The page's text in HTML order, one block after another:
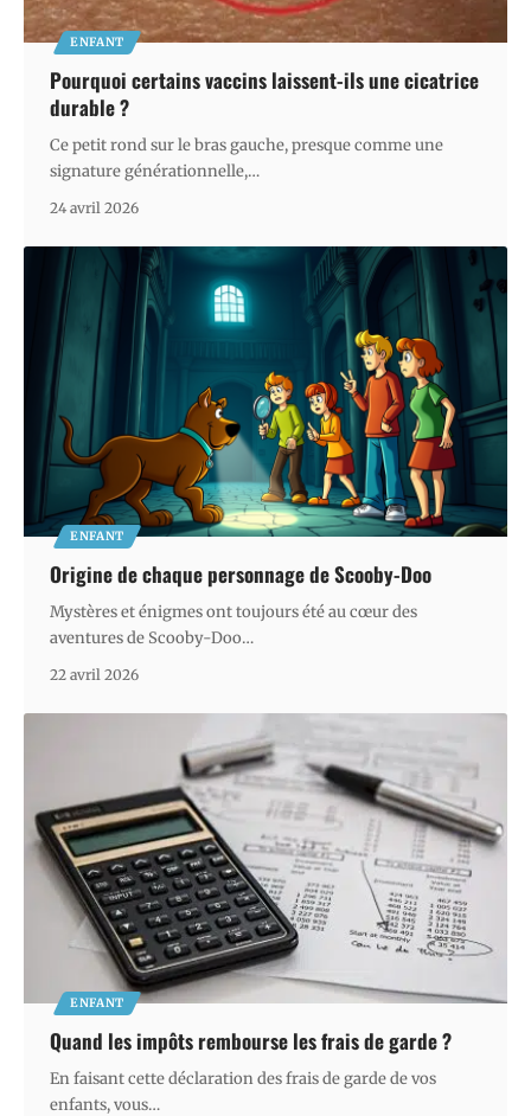
ENFANT
Pourquoi certains vaccins laissent-ils une cicatrice
durable ?
Ce petit rond sur le bras gauche, presque comme une
signature générationnelle,…
24 avril 2026
ENFANT
Origine de chaque personnage de Scooby-Doo
Mystères et énigmes ont toujours été au cœur des
aventures de Scooby-Doo…
22 avril 2026
ENFANT
Quand les impôts rembourse les frais de garde ?
En faisant cette déclaration des frais de garde de vos
enfants, vous…